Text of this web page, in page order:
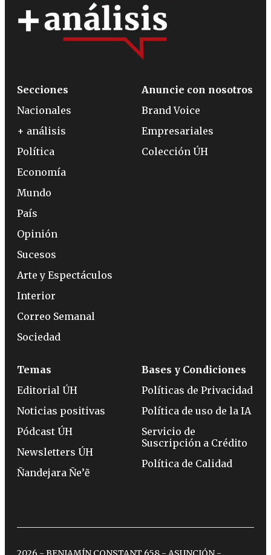
Secciones
Nacionales
+ análisis
Política
Economía
Mundo
País
Opinión
Sucesos
Arte y Espectáculos
Interior
Correo Semanal
Sociedad
Anuncie con nosotros
Brand Voice
Empresariales
Colección ÚH
Temas
Editorial ÚH
Noticias positivas
Pódcast ÚH
Newsletters ÚH
Ñandejara Ñe’ẽ
Bases y Condiciones
Políticas de Privacidad
Política de uso de la IA
Servicio de
Suscripción a Crédito
Política de Calidad